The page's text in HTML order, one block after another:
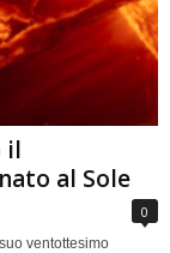
il
al Sole
0
ventottesimo